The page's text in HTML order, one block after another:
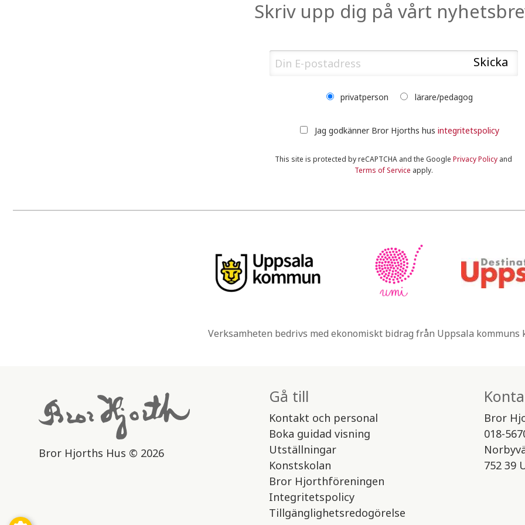
Skriv upp dig på vårt
privatperson lärare/pedagog
Jag godkänner Bror Hjorths hus integritetspolicy
This site is protected by reCAPTCHA and the GooglePrivacy Policy and
Terms of Service apply.
Verksamheten bedrivs med ekonomiskt bidrag från Uppsala
Bror Hjorths Hus © 2026
Gå till
Kontakt och personal
Boka guidad visning
Utställningar
Konstskolan
Bror Hjorthföreningen
Integritetspolicy
Tillgänglighetsredogörelse
Bror
018-
752 39